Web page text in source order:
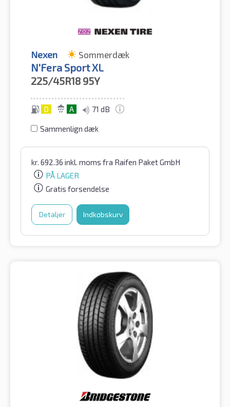
Nexen Sommerdæk
N'Fera Sport XL
225/45R18 95Y
D A 71 dB
Sammenlign dæk
kr. 692.36 inkl. moms fra Raifen Paket GmbH
PÅ LAGER
Gratis forsendelse
Detaljer Indkøbskurv